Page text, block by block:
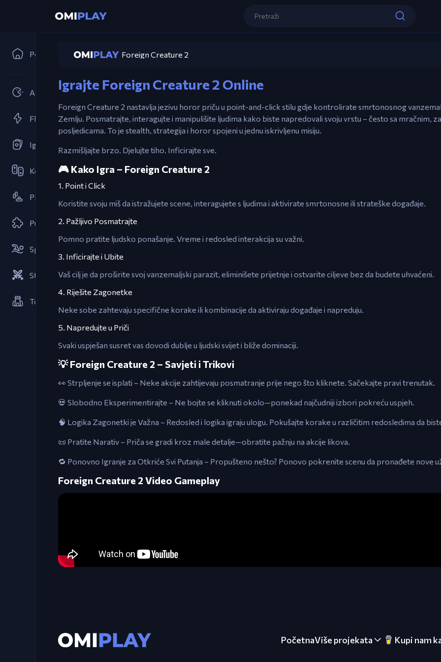
Početna
Arkadne Igre
Flash Igre
Igre s Kartama
Kooperativno
Platformske igre
Puzzl
Sportske igre
Strategije
Tower Defense igre
Igraj sada
Foreign Creature 2
Kontrole
Miš – Point i click za interakciju
Levo Klik – Aktivirajte događaje,
Igrajte Foreign Creature 2 Online
Foreign Creature 2 nastavlja jezivu horor priču u point-and-click stilu gdje kontrolirate smrtonosnog
Zemlju. Posmatrajte, interagujte i manipulišite ljudima kako biste napredovali svoju vrstu – često sa mračnim,
posljedicama. To je stealth, strategija i horor spojeni u jednu iskrivljenu misiju.
Razmišljajte brzo. Djelujte tiho. Inficirajte sve.
🎮 Kako Igra – Foreign Creature 2
1. Point i Click
Koristite svoju miš da istražujete scene, interagujete s ljudima i aktivirate smrtonosne ili strateške događaje.
2. Pažljivo Posmatrajte
Pomno pratite ljudsko ponašanje. Vreme i redosled interakcija su važni.
3. Inficirajte i Ubite
Vaš cilj je da proširite svoj vanzemaljski parazit, eliminišete prijetnje i ostvarite ciljeve bez da budete uhvaćeni.
4. Riješite Zagonetke
Neke sobe zahtevaju specifične korake ili kombinacije da aktiviraju događaje i napreduju.
5. Napredujte u Priči
Svaki uspješan susret vas dovodi dublje u ljudski svijet i bliže dominaciji.
💡 Foreign Creature 2 – Savjeti i Trikovi
👀 Strpljenje se isplati – Neke akcije zahtijevaju posmatranje prije nego što kliknete. Sačekajte pravi trenutak.
💀 Slobodno Eksperimentirajte – Ne bojte se kliknuti okolo—ponekad najčudniji izbori pokreću uspjeh.
🧠 Logika Zagonetki je Važna – Redosled i logika igraju ulogu. Pokušajte korake u različitim redosledima da
📜 Pratite Narativ – Priča se gradi kroz male detalje—obratite pažnju na akcije likova.
🔁 Ponovno Igranje za Otkriće Svi Putanja – Propušteno nešto? Ponovo pokrenite scenu da pronađete nove
Foreign Creature 2 Video Gameplay
PočetnaViše projekata Kupi nam